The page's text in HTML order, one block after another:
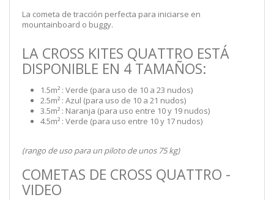
La cometa de tracción perfecta para iniciarse en
mountainboard o buggy.
LA CROSS KITES QUATTRO ESTÁ
DISPONIBLE EN 4 TAMAÑOS:
1.5m² : Verde (para uso de 10 a 23 nudos)
2.5m² : Azul (para uso de 10 a 21 nudos)
3.5m² : Naranja (para uso entre 10 y 19 nudos)
4.5m² : Verde (para uso entre 10 y 17 nudos)
(rango de uso para un piloto de unos 75 kg)
COMETAS DE CROSS QUATTRO -
VIDEO